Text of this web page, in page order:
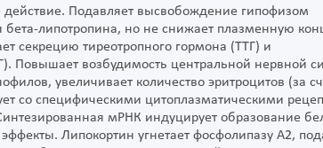
Подавляет высвобождение гипофизом
бета-липотропина, но не снижает плазменную
секрецию тиреотропного гормона (ТТГ) и
Повышает возбудимость центральной нервной
увеличивает количество эритроцитов (за
со специфическими цитоплазматическими
мРНК индуцирует образование
Липокортин угнетает фосфолипазу А2,